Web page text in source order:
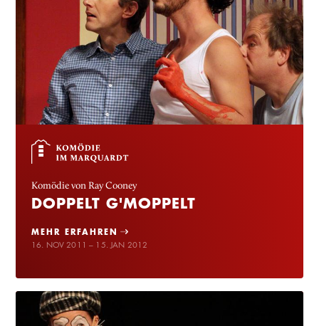
Komödie von Ray Cooney
DOPPELT G'MOPPELT
MEHR ERFAHREN
16. NOV 2011 – 15. JAN 2012